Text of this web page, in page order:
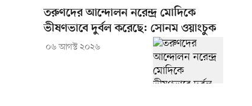
তরুণদের আন্দোলন নরেন্দ্র মোদিকে
ভীষণভাবে দুর্বল করেছে: সোনম ওয়াংচুক
০৬ আগস্ট ২০২৬